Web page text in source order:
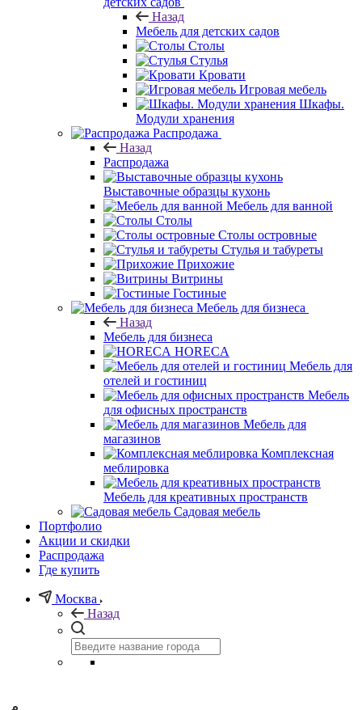
Назад
Мебель для детских садов
Столы
Стулья
Кровати
Игровая мебель
Шкафы.
Модули хранения
Распродажа
Назад
Распродажа
Выставочные образцы кухонь
Мебель для ванной
Столы
Столы островные
Стулья и табуреты
Прихожие
Витрины
Гостиные
Мебель для бизнеса
Назад
Мебель для бизнеса
HORECA
Мебель для
отелей и гостиниц
Мебель
для офисных пространств
Мебель для
магазинов
Комплексная
меблировка
Мебель для креативных пространств
Садовая мебель
Портфолио
Акции и скидки
Распродажа
Где купить
Москва
Назад